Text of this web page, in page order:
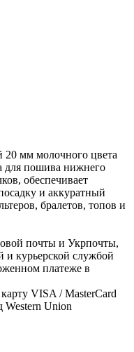
20 мм молочного цвета
для пошива нижнего
обеспечивает
и аккуратный
бралетов, топов и
почты и Укрпочты,
и курьерской службой
платеже в
VISA / MasterCard
Western Union